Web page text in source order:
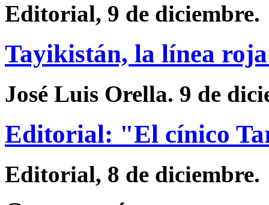
Editorial, 9 de diciembre.
Tayikistán, la línea
José Luis Orella. 9 de
Editorial: "El cínico
Editorial, 8 de diciembre.